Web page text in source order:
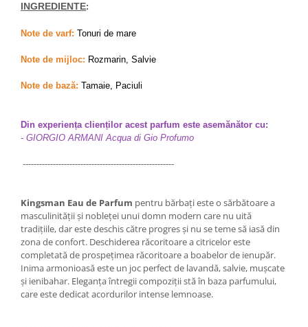
INGREDIENTE:
Note de varf: Tonuri de mare
Note de mijloc: Rozmarin, Salvie
Note de bază: Tamaie, Paciuli
Din experiența clienților acest parfum este asemănător cu:
- GIORGIO ARMANI Acqua di Gio Profumo
-------------------------------------------------------
Kingsman Eau de Parfum pentru bărbați este o sărbătoare a
masculinității și nobleței unui domn modern care nu uită
tradițiile, dar este deschis către progres și nu se teme să iasă din
zona de confort. Deschiderea răcoritoare a citricelor este
completată de prospețimea răcoritoare a boabelor de ienupăr.
Inima armonioasă este un joc perfect de lavandă, salvie, mușcate
și ienibahar. Eleganța întregii compoziții stă în baza parfumului,
care este dedicat acordurilor intense lemnoase.